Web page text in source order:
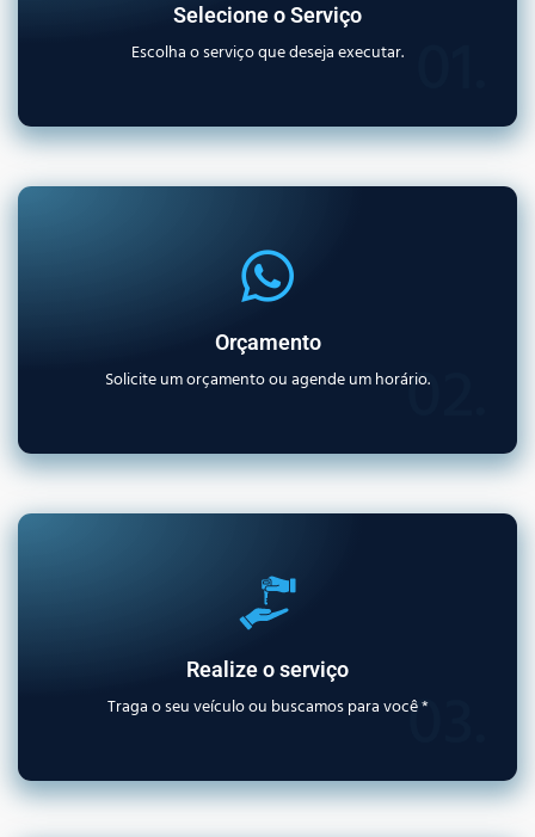
Selecione o Serviço
Escolha o serviço que deseja executar.
Orçamento
Solicite um orçamento ou agende um horário.
02.
Realize o serviço
Traga o seu veículo ou buscamos para você *
03.